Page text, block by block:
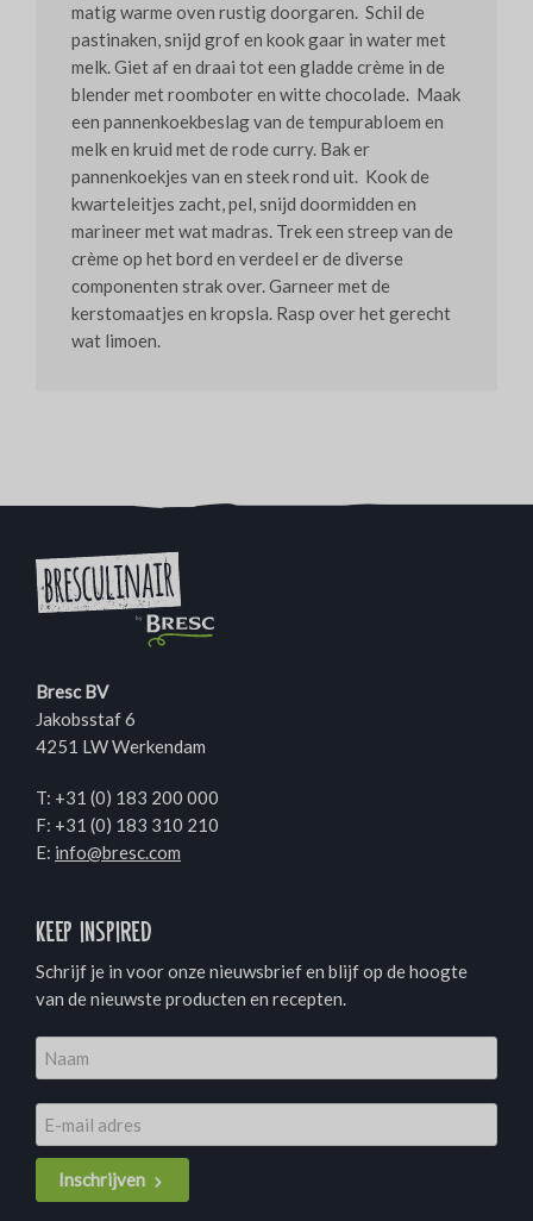
matig warme oven rustig doorgaren. Schil de
pastinaken, snijd grof en kook gaar in water met
melk. Giet af en draai tot een gladde crème in de
blender met roomboter en witte chocolade. Maak
een pannenkoekbeslag van de tempurabloem en
melk en kruid met de rode curry. Bak er
pannenkoekjes van en steek rond uit. Kook de
kwarteleitjes zacht, pel, snijd doormidden en
marineer met wat madras. Trek een streep van de
crème op het bord en verdeel er de diverse
componenten strak over. Garneer met de
kerstomaatjes en kropsla. Rasp over het gerecht
wat limoen.
Bresc BV
Jakobsstaf 6
4251 LW Werkendam
T: +31 (0) 183 200 000
F: +31 (0) 183 310 210
E: info@bresc.com
Keep inspired
Schrijf je in voor onze nieuwsbrief en blijf op de hoogte
van de nieuwste producten en recepten.
Inschrijven